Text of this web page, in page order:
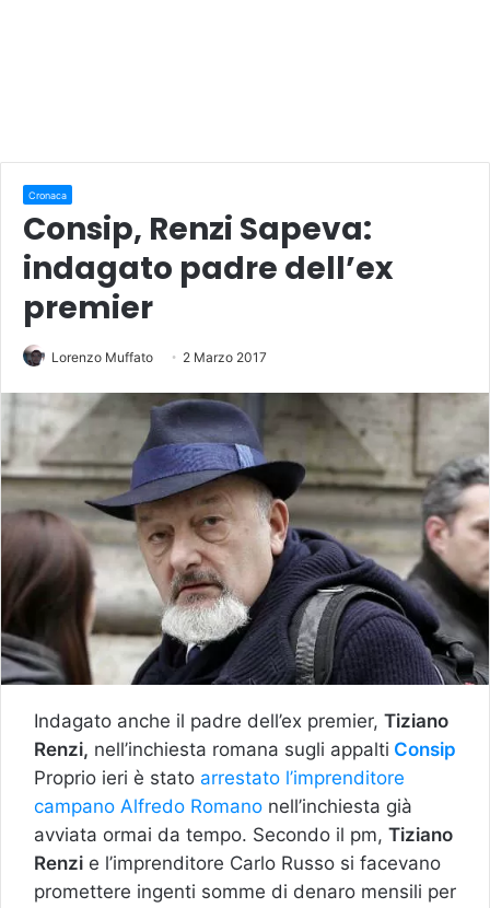
Cronaca
Consip, Renzi Sapeva:
indagato padre dell’ex
premier
Lorenzo Muffato 2 Marzo 2017
Indagato anche il padre dell’ex premier, Tiziano
Renzi, nell’inchiesta romana sugli appalti Consip
Proprio ieri è stato arrestato l’imprenditore
campano Alfredo Romano nell’inchiesta già
avviata ormai da tempo. Secondo il pm, Tiziano
Renzi e l’imprenditore Carlo Russo si facevano
promettere ingenti somme di denaro mensili per